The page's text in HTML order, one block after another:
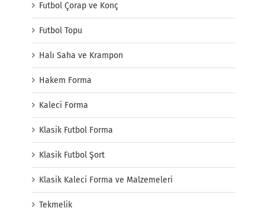
Futbol Çorap ve Konç
Futbol Topu
Halı Saha ve Krampon
Hakem Forma
Kaleci Forma
Klasik Futbol Forma
Klasik Futbol Şort
Klasik Kaleci Forma ve Malzemeleri
Tekmelik